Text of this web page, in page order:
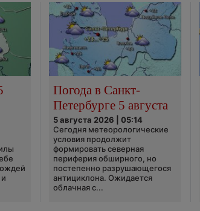
Погода в Санкт-
Петербурге 5 августа
5 августа 2026 | 05:14
Сегодня метеорологические
условия продолжит
формировать северная
периферия обширного, но
постепенно разрушающегося
антициклона. Ожидается
облачная с...